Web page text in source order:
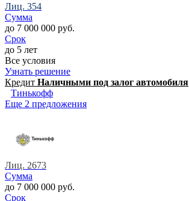
Лиц. 354
Сумма
до 7 000 000 руб.
Срок
до 5 лет
Все условия
Узнать решение
Кредит Наличными под залог автомобиля
Тинькофф
Еще 2 предложения
Лиц. 2673
Сумма
до 7 000 000 руб.
Срок